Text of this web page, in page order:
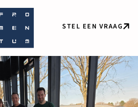
STEL EEN VRAAG